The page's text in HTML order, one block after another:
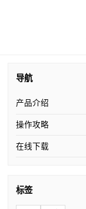
导航
产品介绍
操作攻略
在线下载
标签